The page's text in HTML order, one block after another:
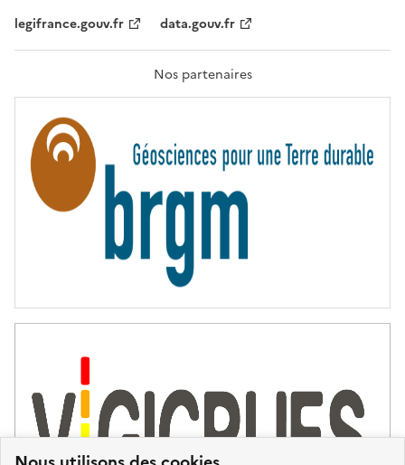
F
A
T
R
T
É
legifrance.gouv.fr
data.gouv.fr
Nos partenaires